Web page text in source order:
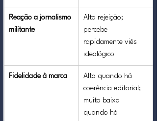
Reação a jornalismo
militante
Alta rejeição;
percebe
rapidamente viés
ideológico
Fidelidade à marca
Alta quando há
coerência editorial;
muito baixa
quando há